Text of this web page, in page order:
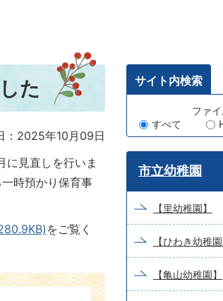
た
：2025年10月09日
見直しを行いま
時預かり保育事
をご覧く
サイト内検索
ー
ワ
ー
ド
検
索
ファ
すべて
市立幼稚園
【里幼稚園】
【ひわき幼稚園
【亀山幼稚園】